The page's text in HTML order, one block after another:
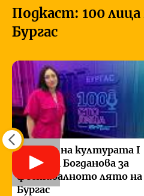
Подкаст: 100
Бургас
100лица на културата I
Михаела Богданова за
фестивалното лято на
Бургас